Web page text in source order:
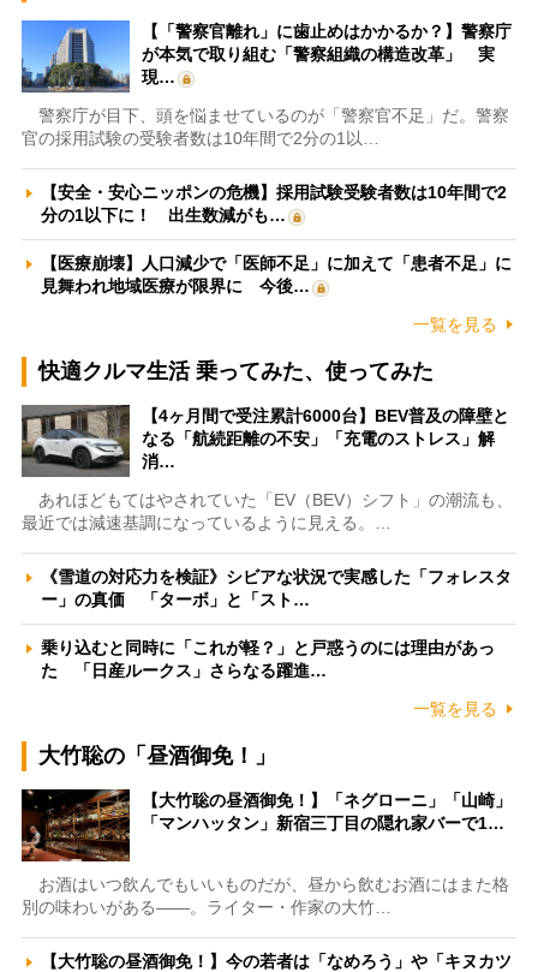
【「警察官離れ」に歯止めはかかるか？】警察庁
が本気で取り組む「警察組織の構造改革」 実
現…
警察庁が目下、頭を悩ませているのが「警察官不足」だ。警察
官の採用試験の受験者数は10年間で2分の1以…
【安全・安心ニッポンの危機】採用試験受験者数は10年間で2
分の1以下に！ 出生数減がも…
【医療崩壊】人口減少で「医師不足」に加えて「患者不足」に
見舞われ地域医療が限界に 今後…
一覧を見る
快適クルマ生活 乗ってみた、使ってみた
【4ヶ月間で受注累計6000台】BEV普及の障壁と
なる「航続距離の不安」「充電のストレス」解
消…
あれほどもてはやされていた「EV（BEV）シフト」の潮流も、
最近では減速基調になっているように見える。…
《雪道の対応力を検証》シビアな状況で実感した「フォレスタ
ー」の真価 「ターボ」と「スト…
乗り込むと同時に「これが軽？」と戸惑うのには理由があっ
た 「日産ルークス」さらなる躍進…
一覧を見る
大竹聡の「昼酒御免！」
【大竹聡の昼酒御免！】「ネグローニ」「山崎」
「マンハッタン」新宿三丁目の隠れ家バーで1…
お酒はいつ飲んでもいいものだが、昼から飲むお酒にはまた格
別の味わいがある――。ライター・作家の大竹…
【大竹聡の昼酒御免！】今の若者は「なめろう」や「キヌカツ